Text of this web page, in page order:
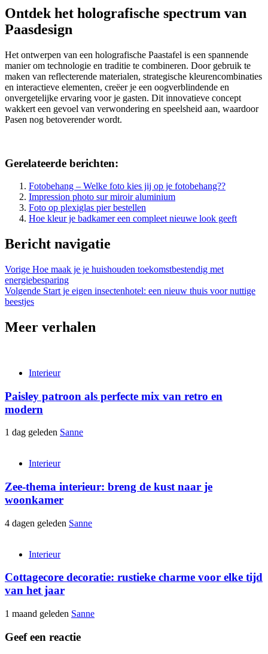
Ontdek het holografische spectrum van
Paasdesign
Het ontwerpen van een holografische Paastafel is een spannende
manier om technologie en traditie te combineren. Door gebruik te
maken van reflecterende materialen, strategische kleurencombinaties
en interactieve elementen, creëer je een oogverblindende en
onvergetelijke ervaring voor je gasten. Dit innovatieve concept
wakkert een gevoel van verwondering en speelsheid aan, waardoor
Pasen nog betoverender wordt.
Gerelateerde berichten:
Fotobehang – Welke foto kies jij op je fotobehang??
Impression photo sur miroir aluminium
Foto op plexiglas pier bestellen
Hoe kleur je badkamer een compleet nieuwe look geeft
Bericht navigatie
Vorige Hoe maak je je huishouden toekomstbestendig met
energiebesparing
Volgende Start je eigen insectenhotel: een nieuw thuis voor nuttige
beestjes
Meer verhalen
Interieur
Paisley patroon als perfecte mix van retro en
modern
1 dag geleden Sanne
Interieur
Zee-thema interieur: breng de kust naar je
woonkamer
4 dagen geleden Sanne
Interieur
Cottagecore decoratie: rustieke charme voor elke tijd
van het jaar
1 maand geleden Sanne
Geef een reactie